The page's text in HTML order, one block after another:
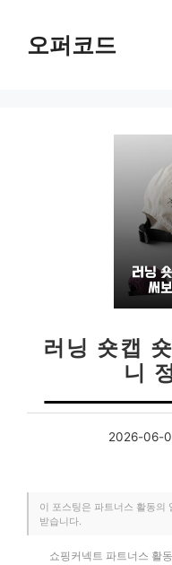
오퍼코드
러닝 숏캡
니
2026-06-
이 포스팅은 파트너스 활동의
받습니다.
쇼핑커넥트 파트너스 활